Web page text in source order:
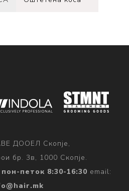
ДООЕЛ Скопје,
бр. 3в, 1000 Скопје.
пон-петок 8:30-16:30 email: